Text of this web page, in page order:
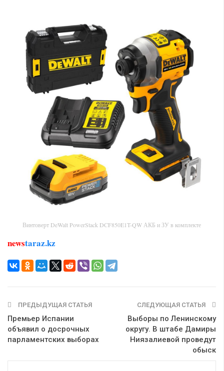
Винтоверт DeWalt PowerStack DCF850E1T-QW АКБ и ЗУ в комплекте
newstaraz.kz
ПРЕДЫДУЩАЯ СТАТЬЯ
Премьер Испании
объявил о досрочных
парламентских выборах
СЛЕДУЮЩАЯ СТАТЬЯ
Выборы по Ленинскому
округу. В штабе Дамиры
Ниязалиевой проведут
обыск